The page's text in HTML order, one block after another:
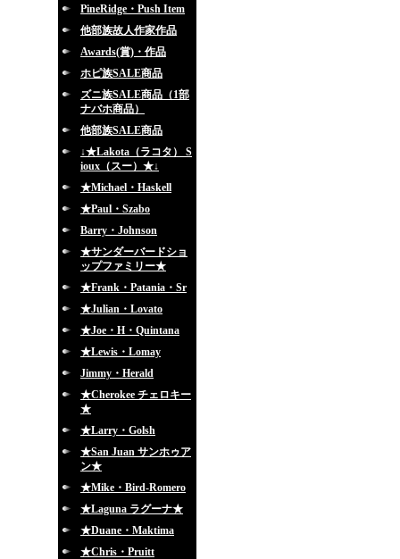
PineRidge・Push Item
他部族故人作家作品
Awards(賞)・作品
ホピ族SALE商品
ズニ族SALE商品（1部
ナバホ商品）
他部族SALE商品
↓★Lakota（ラコタ） S
ioux（スー）★↓
★Michael・Haskell
★Paul・Szabo
Barry・Johnson
★サンダーバードショ
ップファミリー★
★Frank・Patania・Sr
★Julian・Lovato
★Joe・H・Quintana
★Lewis・Lomay
Jimmy・Herald
★Cherokee チェロキー
★
★Larry・Golsh
★San Juan サンホゥア
ン★
★Mike・Bird-Romero
★Laguna ラグーナ★
★Duane・Maktima
★Chris・Pruitt